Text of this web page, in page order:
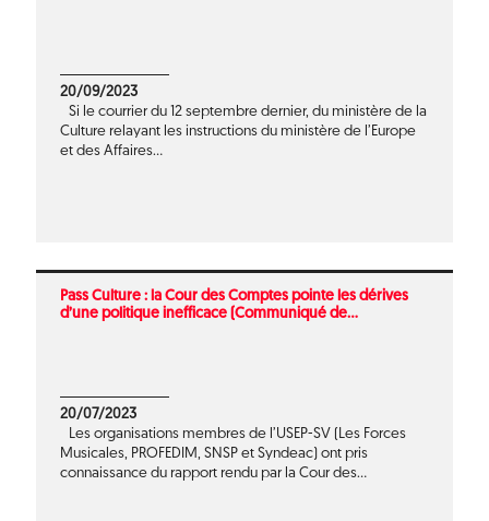
20/09/2023
Si le courrier du 12 septembre dernier, du ministère de la
Culture relayant les instructions du ministère de l’Europe
et des Affaires...
Pass Culture : la Cour des Comptes pointe les dérives
d’une politique inefficace (Communiqué de...
20/07/2023
Les organisations membres de l’USEP-SV (Les Forces
Musicales, PROFEDIM, SNSP et Syndeac) ont pris
connaissance du rapport rendu par la Cour des...